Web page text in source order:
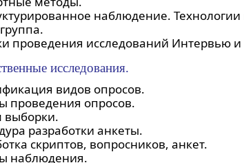
наблюдение.
проведения исследований Интервью
исследования.
видов опросов.
проведения опросов.
разработки анкеты.
скриптов, вопросников, анкет.
наблюдения.